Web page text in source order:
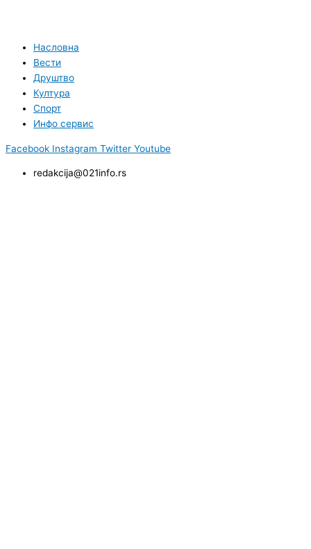
Насловна
Вести
Друштво
Култура
Спорт
Инфо сервис
Facebook Instagram Twitter Youtube
redakcija@021info.rs